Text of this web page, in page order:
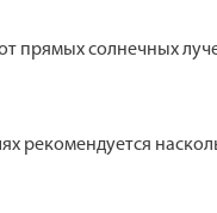
прямых солнечных
рекомендуется